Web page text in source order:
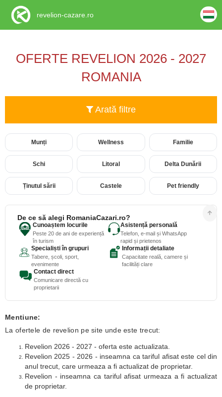
OFERTE REVELION 2026 - 2027
ROMANIA
Arată filtre
Munți Wellness Familie
Schi Litoral Delta Dunării
Ținutul sării Castele Pet friendly
De ce să alegi RomaniaCazari.ro?
Cunoaștem locurile
Peste 20 de ani de experiență
în turism
Asistență personală
Telefon, e-mail și WhatsApp
rapid și prietenos
Specialiști în grupuri
Tabere, școli, sport,
evenimente
Informații detaliate
Capacitate reală, camere și
facilități clare
Contact direct
Comunicare directă cu
proprietarii
Mentiune:
La ofertele de revelion pe site unde este trecut:
Revelion 2026 - 2027 - oferta este actualizata.
Revelion 2025 - 2026 - inseamna ca tariful afisat este cel din
anul trecut, care urmeaza a fi actualizat de proprietar.
Revelion - inseamna ca tariful afisat urmeaza a fi actualizat
de proprietar.
revelion-cazare.ro